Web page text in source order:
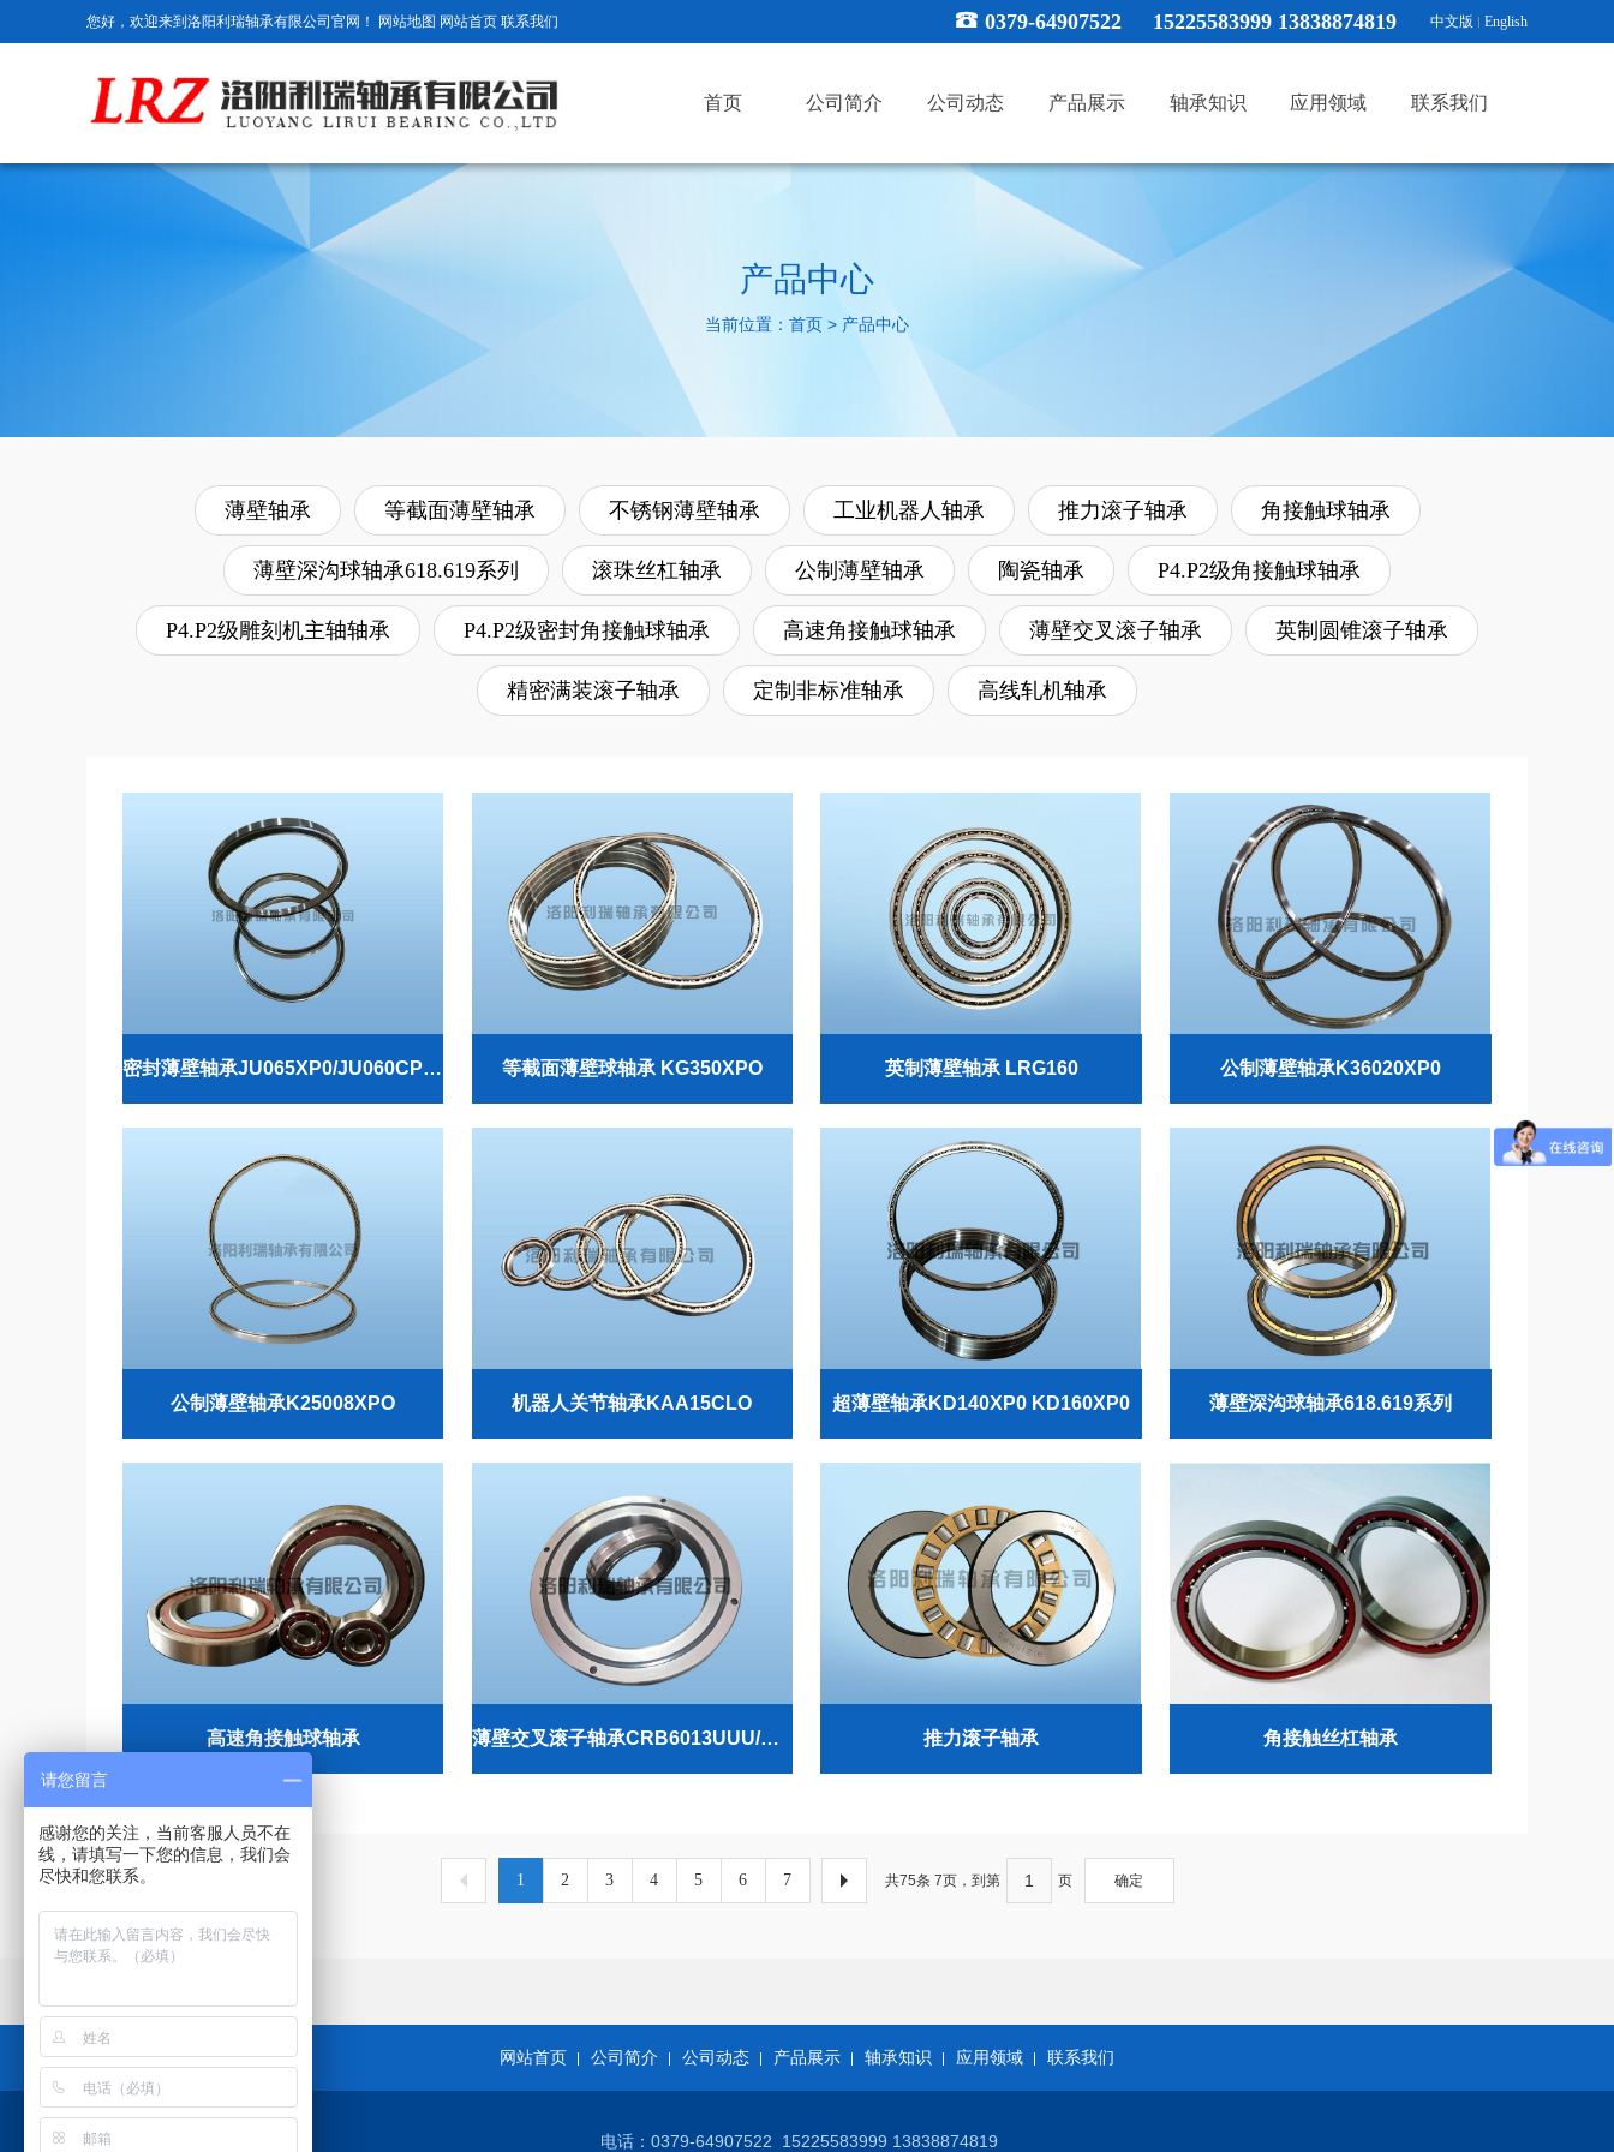
您好，欢迎来到洛阳利瑞轴承有限公司官网！ 网站地图 网站首页 联系我们 0379-64907522 15225583999 13838874819 中文版 English
首页 公司简介 公司动态 产品展示 轴承知识 应用领域 联系我们
产品中心
当前位置： 首页 > 产品中心
薄壁轴承 等截面薄壁轴承 不锈钢薄壁轴承 工业机器人轴承 推力滚子轴承 角接触球轴承
薄壁深沟球轴承618.619系列 滚珠丝杠轴承 公制薄壁轴承 陶瓷轴承 P4.P2级角接触球轴承
P4.P2级雕刻机主轴轴承 P4.P2级密封角接触球轴承 高速角接触球轴承 薄壁交叉滚子轴承 英制圆锥滚子轴承
精密满装滚子轴承 定制非标准轴承 高线轧机轴承
密封薄壁轴承JU065XP0/JU060CP0/JU055XPO 等截面薄壁球轴承 KG350XPO 英制薄壁轴承 LRG160 公制薄壁轴承K36020XP0
公制薄壁轴承K25008XPO 机器人关节轴承KAA15CLO 超薄壁轴承KD140XP0 KD160XP0 薄壁深沟球轴承618.619系列
高速角接触球轴承 薄壁交叉滚子轴承CRB6013UUU/RE15025UU 推力滚子轴承 角接触丝杠轴承
1 2 3 4 5 6 7 共75条 7页，到第 页 确定
网站首页 公司简介 公司动态 产品展示 轴承知识 应用领域 联系我们
电话：0379-64907522 15225583999 13838874819
请您留言
感谢您的关注，当前客服人员不在
线，请填写一下您的信息，我们会
尽快和您联系。